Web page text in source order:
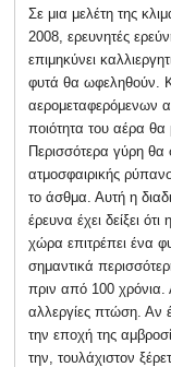
Σε μια μελέτη της
2008, ερευνητές
επιμηκύνει
φυτά θα ωφεληθούν.
αερομεταφερόμενων
ποιότητα του αέρα θα
Περισσότερα γύρη θα
ατμοσφαιρικής
το άσθμα. Αυτή η
έρευνα έχει δείξει
χώρα επιτρέπει ένα
σημαντικά
πριν από 100 χρόνια.
αλλεργίες πτώση. Αν
την εποχή της
την, τουλάχιστον